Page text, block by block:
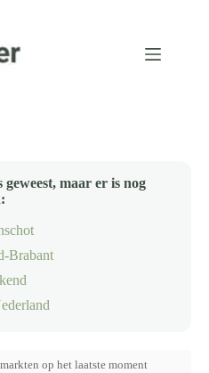
maar er is nog
Brabant
op het laatste moment